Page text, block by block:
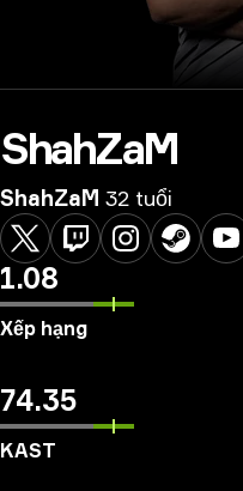
ShahZaM
ShahZaM 32 tuổi
1.08
Xếp hạng
74.35
KAST